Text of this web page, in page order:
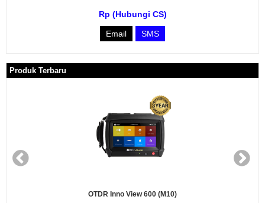
Rp (Hubungi CS)
Email SMS
Produk Terbaru